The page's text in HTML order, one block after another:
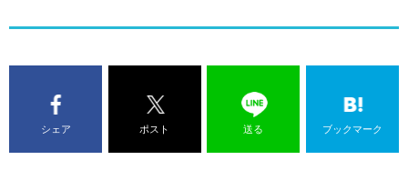
シェア ポスト 送る ブックマーク